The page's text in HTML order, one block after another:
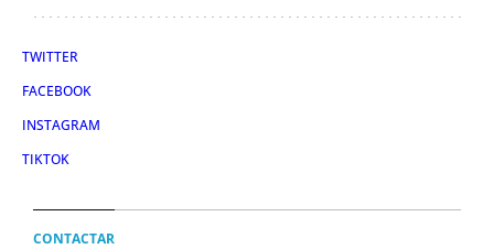
TWITTER
FACEBOOK
INSTAGRAM
TIKTOK
CONTACTAR